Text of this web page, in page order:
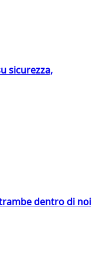
sicurezza,
dentro di noi